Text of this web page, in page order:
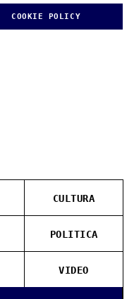
COOKIE POLICY
CULTURA
POLITICA
VIDEO